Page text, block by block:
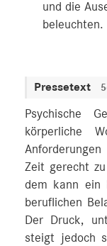
und die
beleuchten.
Pressetext
Psychische
körperliche
Zeit gerecht
dem kann ein
beruflichen
Der Druck,
steigt jedoch